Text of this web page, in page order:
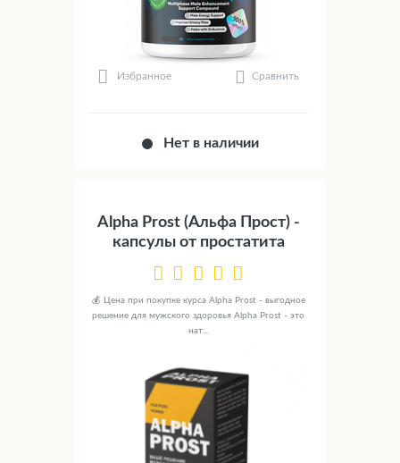
Избранное Сравнить
Нет в наличии
Alpha Prost (Альфа Прост) -
капсулы от простатита
💰 Цена при покупке курса Alpha Prost - выгодное
решение для мужского здоровья Alpha Prost - это
нат...